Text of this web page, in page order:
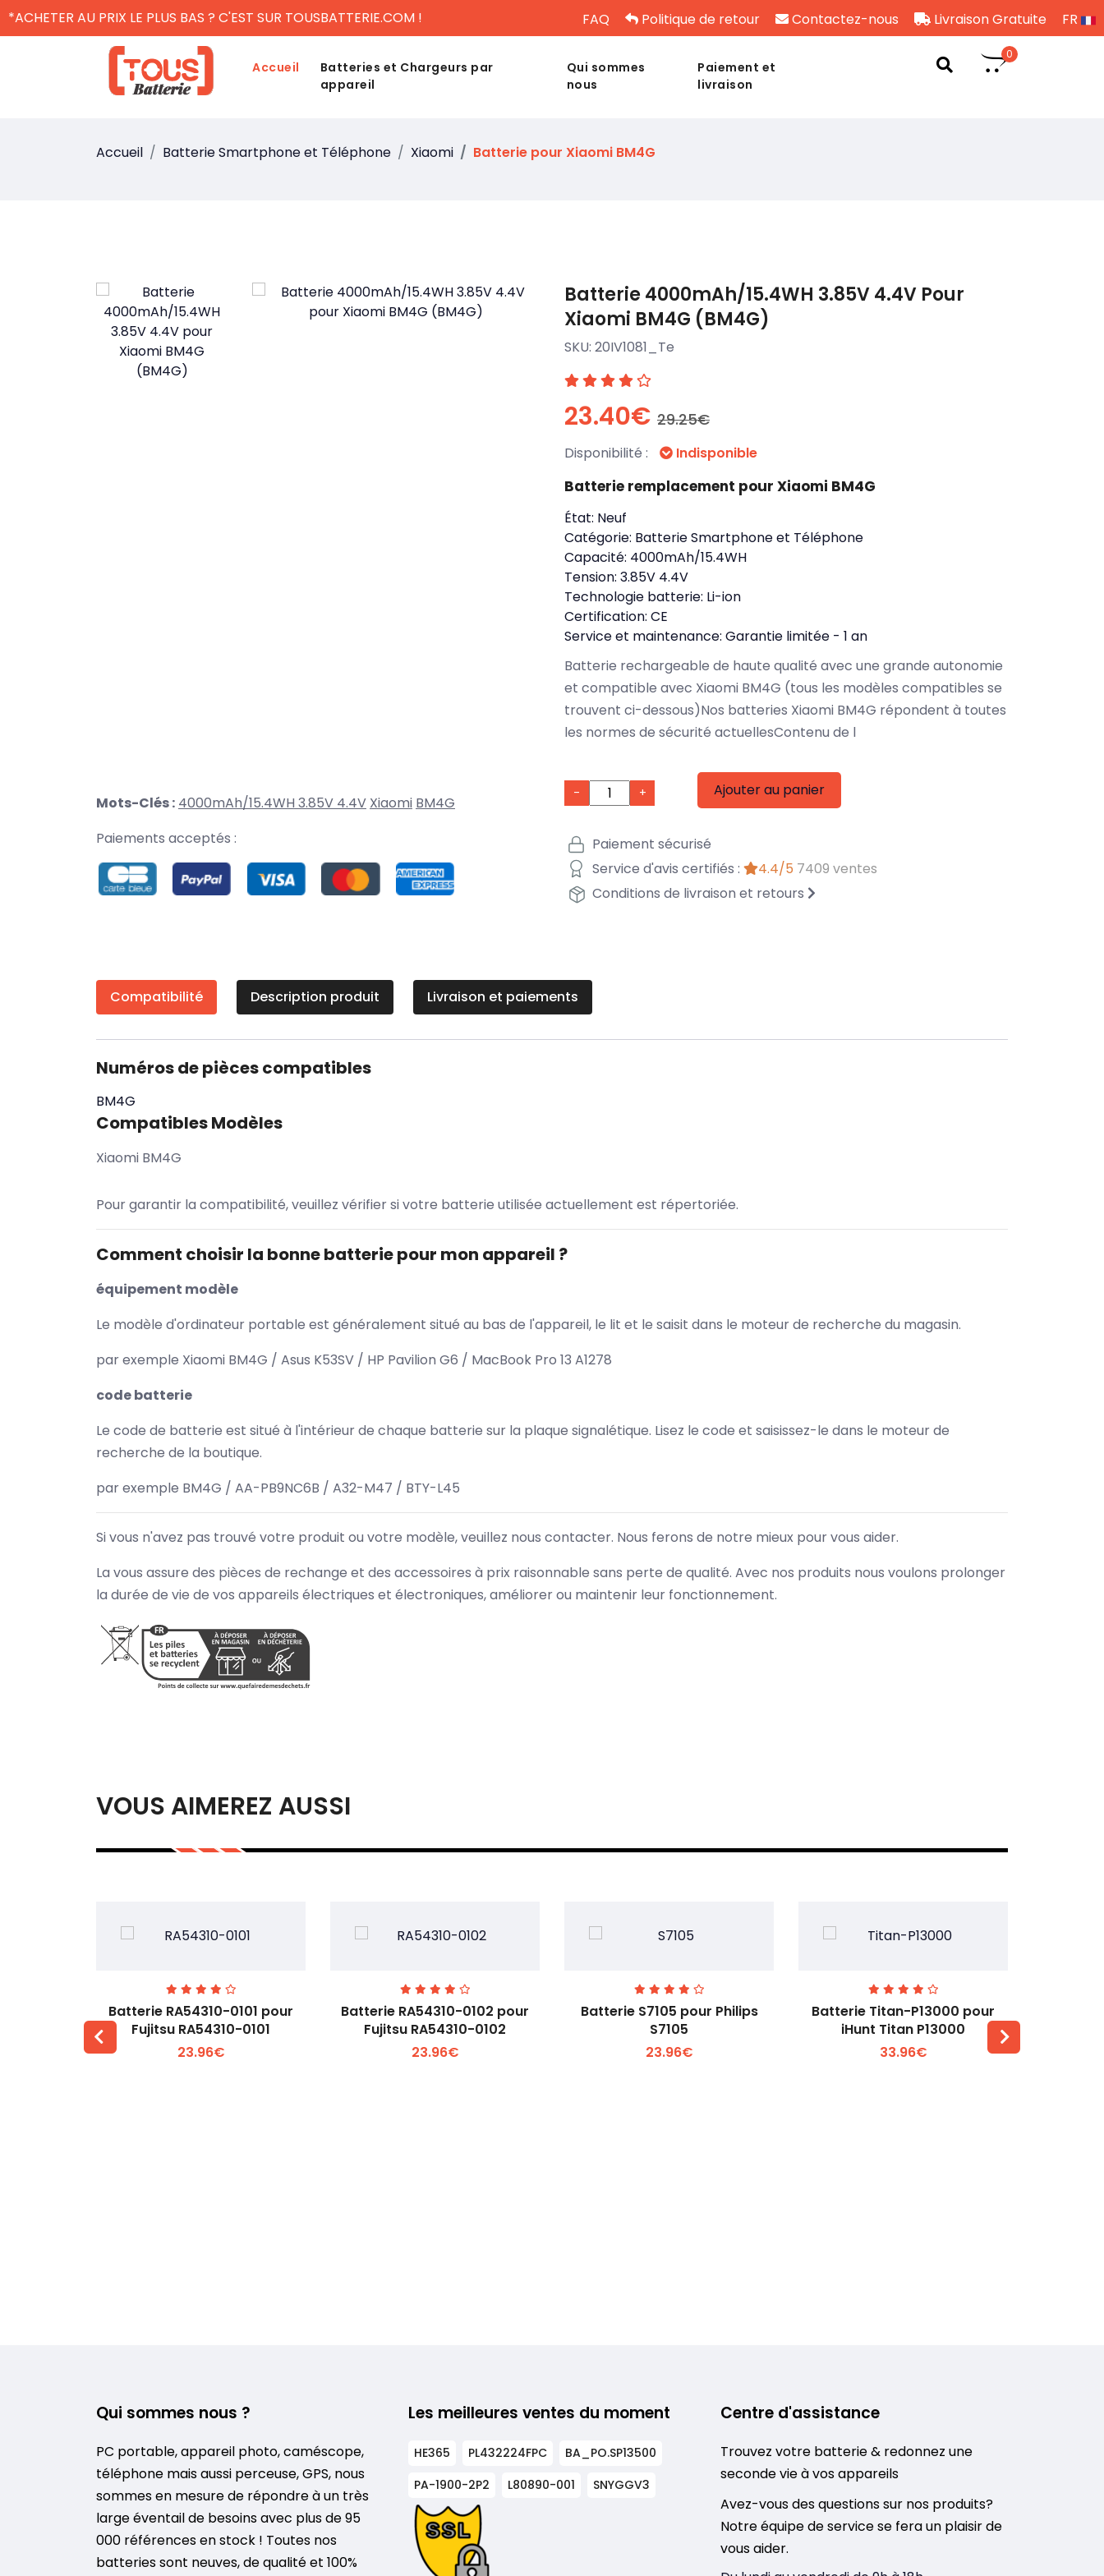
*ACHETER AU PRIX LE PLUS BAS ? C'EST SUR TOUSBATTERIE.COM ! FAQ Politique de retour Contactez-nous Livraison Gratuite FR
Accueil
Batteries et Chargeurs par
appareil
Qui sommes
nous
Paiement et
livraison
0
Accueil Batterie Smartphone et Téléphone Xiaomi Batterie pour Xiaomi BM4G
Mots-Clés : 4000mAh/15.4WH 3.85V 4.4V Xiaomi BM4G
Paiements acceptés :
Batterie 4000mAh/15.4WH 3.85V 4.4V Pour
Xiaomi BM4G (BM4G)
SKU: 20IV1081_Te
23.40€ 29.25€
Disponibilité : Indisponible
Batterie remplacement pour Xiaomi BM4G
État: Neuf
Catégorie: Batterie Smartphone et Téléphone
Capacité: 4000mAh/15.4WH
Tension: 3.85V 4.4V
Technologie batterie: Li-ion
Certification: CE
Service et maintenance: Garantie limitée - 1 an
Batterie rechargeable de haute qualité avec une grande autonomie
et compatible avec Xiaomi BM4G (tous les modèles compatibles se
trouvent ci-dessous)Nos batteries Xiaomi BM4G répondent à toutes
les normes de sécurité actuellesContenu de l
- + Ajouter au panier
Paiement sécurisé
Service d'avis certifiés :
4.4/5 7409 ventes
Conditions de livraison et retours
Compatibilité Description produit Livraison et paiements
Numéros de pièces compatibles
BM4G
Compatibles Modèles
Xiaomi BM4G
Pour garantir la compatibilité, veuillez vérifier si votre batterie utilisée actuellement est répertoriée.
Comment choisir la bonne batterie pour mon appareil ?
équipement modèle
Le modèle d'ordinateur portable est généralement situé au bas de l'appareil, le lit et le saisit dans le moteur de recherche du magasin.
par exemple Xiaomi BM4G / Asus K53SV / HP Pavilion G6 / MacBook Pro 13 A1278
code batterie
Le code de batterie est situé à l'intérieur de chaque batterie sur la plaque signalétique. Lisez le code et saisissez-le dans le moteur de
recherche de la boutique.
par exemple BM4G / AA-PB9NC6B / A32-M47 / BTY-L45
Si vous n'avez pas trouvé votre produit ou votre modèle, veuillez nous contacter. Nous ferons de notre mieux pour vous aider.
La vous assure des pièces de rechange et des accessoires à prix raisonnable sans perte de qualité. Avec nos produits nous voulons prolonger
la durée de vie de vos appareils électriques et électroniques, améliorer ou maintenir leur fonctionnement.
VOUS AIMEREZ AUSSI
Voir plus +
Batterie RA54310-0101 pour
Fujitsu RA54310-0101
23.96€
Voir plus +
Batterie RA54310-0102 pour
Fujitsu RA54310-0102
23.96€
Voir plus +
Batterie S7105 pour Philips
S7105
23.96€
Voir plus +
Batterie Titan-P13000 pour
iHunt Titan P13000
33.96€
Qui sommes nous ?
PC portable, appareil photo, caméscope,
téléphone mais aussi perceuse, GPS, nous
sommes en mesure de répondre à un très
large éventail de besoins avec plus de 95
000 références en stock ! Toutes nos
batteries sont neuves, de qualité et 100%
Les meilleures ventes du moment
HE365 PL432224FPC
BA_PO.SP13500
PA-1900-2P2
L80890-001 SNYGGV3
Centre d'assistance
Trouvez votre batterie & redonnez une
seconde vie à vos appareils
Avez-vous des questions sur nos produits?
Notre équipe de service se fera un plaisir de
vous aider.